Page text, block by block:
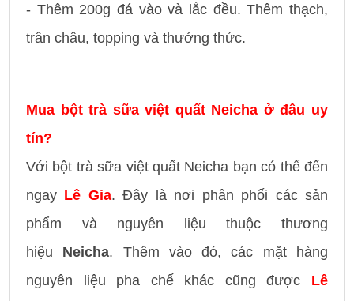
- Thêm 200g đá vào và lắc đều. Thêm thạch,
trân châu, topping và thưởng thức.
Mua bột trà sữa việt quất Neicha ở đâu uy
tín?
Với bột trà sữa việt quất Neicha bạn có thể đến
ngay Lê Gia. Đây là nơi phân phối các sản
phẩm và nguyên liệu thuộc thương
hiệu Neicha. Thêm vào đó, các mặt hàng
nguyên liệu pha chế khác cũng được
Lê